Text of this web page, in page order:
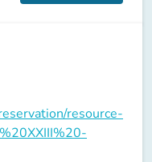
resource-